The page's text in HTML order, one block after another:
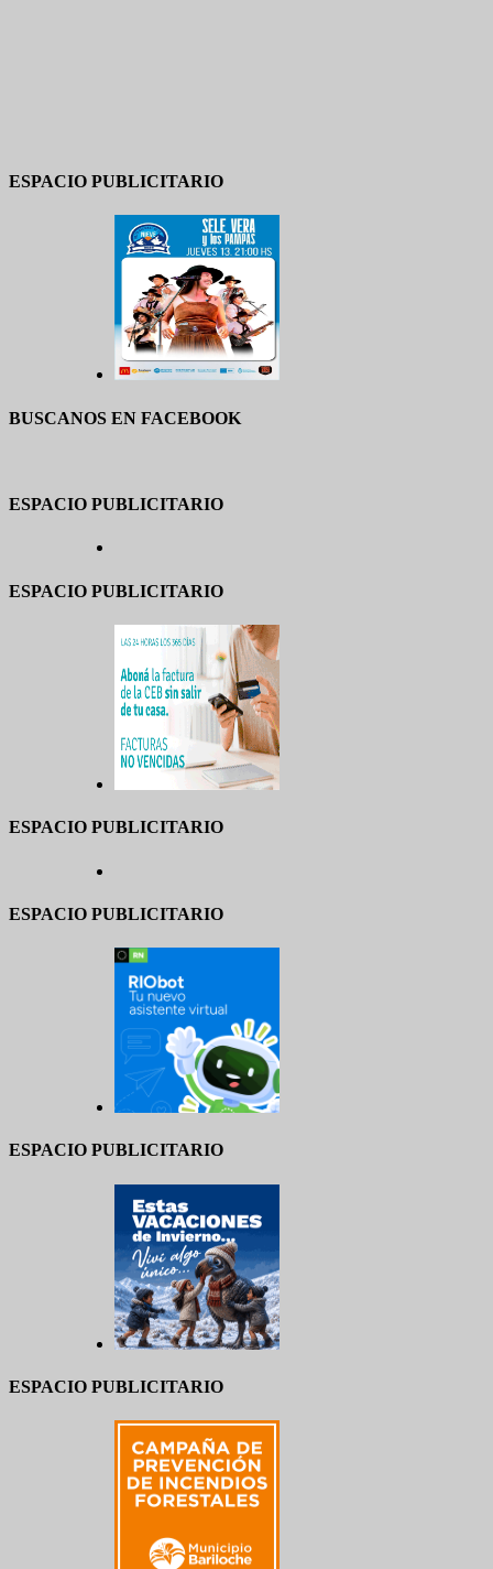
ESPACIO PUBLICITARIO
BUSCANOS EN FACEBOOK
ESPACIO PUBLICITARIO
ESPACIO PUBLICITARIO
ESPACIO PUBLICITARIO
ESPACIO PUBLICITARIO
ESPACIO PUBLICITARIO
ESPACIO PUBLICITARIO